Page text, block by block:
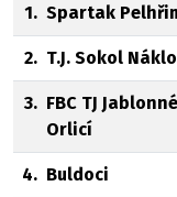
1. Spartak
2. T.J. Sokol Náklo
3. FBC TJ
Orlicí
4. Buldoci